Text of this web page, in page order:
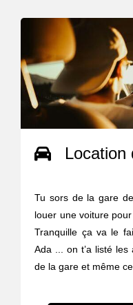
Location
Tu sors de la gare
louer une voiture
Tranquille ça va le
Ada ... on t’a listé
de la gare et même